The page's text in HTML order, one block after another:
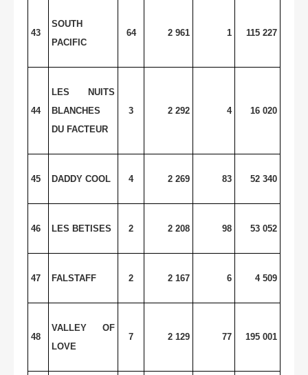
43
SOUTH
PACIFIC
64 2 961 1 115 227
44
LES NUITS
BLANCHES
DU FACTEUR
3 2 292 4 16 020
45 DADDY COOL 4 2 269 83 52 340
46 LES BETISES 2 2 208 98 53 052
47 FALSTAFF 2 2 167 6 4 509
48
VALLEY OF
LOVE
7 2 129 77 195 001